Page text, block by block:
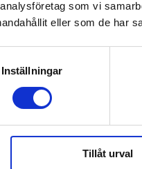
som vi
eller som de har
Inställningar
Tillåt urval